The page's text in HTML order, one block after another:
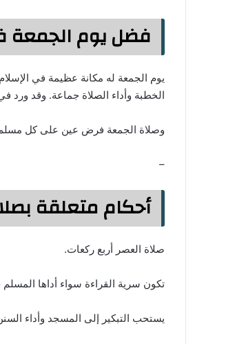
فضل يوم الجمعة
يوم الجمعة له مكانة عظيمة في
الخطبة وأداء الصلاة جماعة. وقد
وصلاة الجمعة فرض عين على كل مسلم
–
أحكام متعلقة
صلاة العصر أربع ركعات.
تكون سرية القراءة سواء أداها المسلم
يستحب التبكير إلى المسجد وأداء